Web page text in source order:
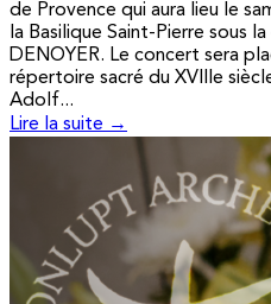
de Provence qui aura lieu le
la Basilique Saint-Pierre sous
DENOYER. Le concert sera
répertoire sacré du XVIIIe
Adolf...
Lire la suite →